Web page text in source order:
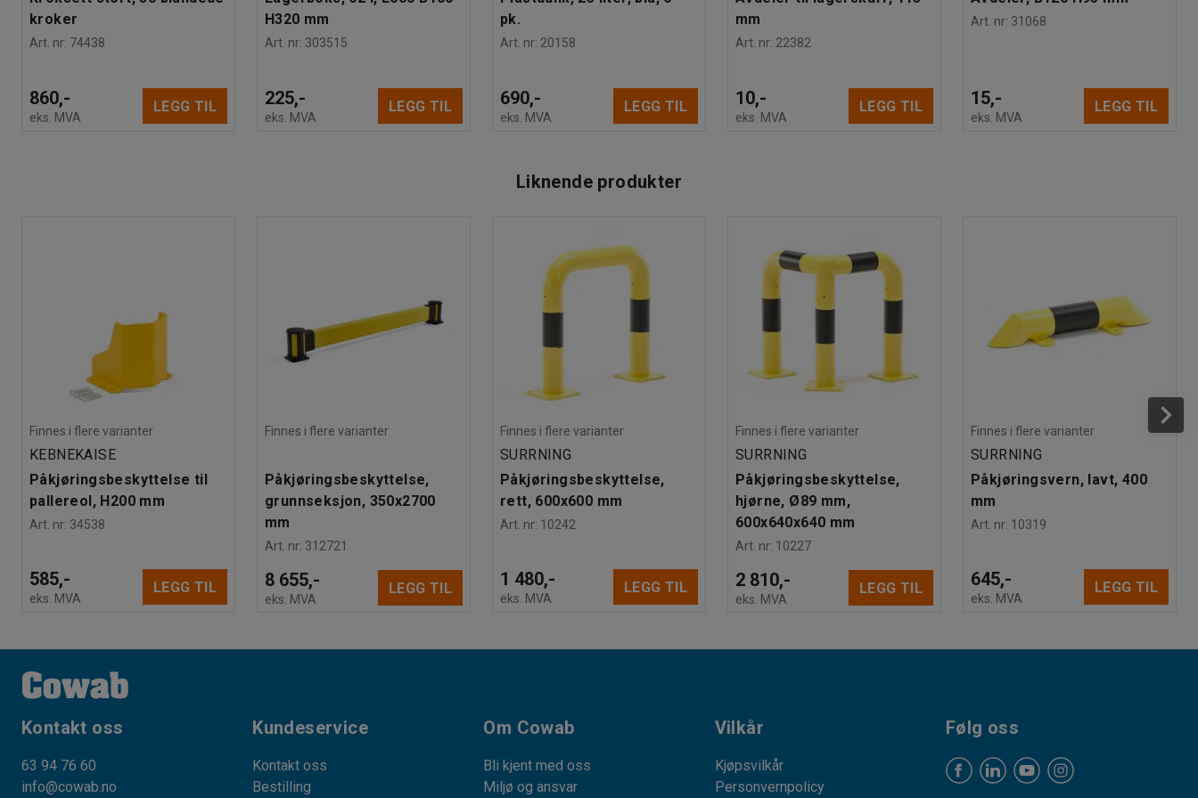
kroker
Art. nr: 74438
860,-
eks. MVA
LEGG TIL
H320 mm
Art. nr: 303515
225,-
eks. MVA
LEGG TIL
pk.
Art. nr: 20158
690,-
eks. MVA
LEGG TIL
mm
Art. nr: 22382
10,-
eks. MVA
LEGG TIL
Art. nr: 31068
15,-
eks. MVA
LEGG TIL
Liknende produkter
Finnes i flere varianter
KEBNEKAISE
Påkjøringsbeskyttelse til
pallereol, H200 mm
Art. nr: 34538
585,-
eks. MVA
LEGG TIL
Finnes i flere varianter
Påkjøringsbeskyttelse,
grunnseksjon, 350x2700
mm
Art. nr: 312721
8 655,-
eks. MVA
LEGG TIL
Finnes i flere varianter
SURRNING
Påkjøringsbeskyttelse,
rett, 600x600 mm
Art. nr: 10242
1 480,-
eks. MVA
LEGG TIL
Finnes i flere varianter
SURRNING
Påkjøringsbeskyttelse,
hjørne, Ø89 mm,
600x640x640 mm
Art. nr: 10227
2 810,-
eks. MVA
LEGG TIL
Finnes i flere varianter
SURRNING
Påkjøringsvern, lavt, 400
mm
Art. nr: 10319
645,-
eks. MVA
LEGG TIL
Kontakt oss
63 94 76 60
info@cowab.no
Kundeservice
Kontakt oss
Bestilling
Om Cowab
Bli kjent med oss
Miljø og ansvar
Vilkår
Kjøpsvilkår
Personvernpolicy
Følg oss